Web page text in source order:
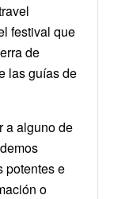
festival que
de
las guías de
a alguno de
potentes e
o